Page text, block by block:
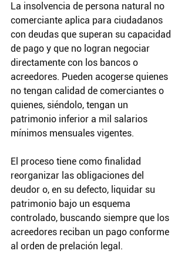
La insolvencia de persona natural no
comerciante aplica para ciudadanos
con deudas que superan su capacidad
de pago y que no logran negociar
directamente con los bancos o
acreedores. Pueden acogerse quienes
no tengan calidad de comerciantes o
quienes, siéndolo, tengan un
patrimonio inferior a mil salarios
mínimos mensuales vigentes.
El proceso tiene como finalidad
reorganizar las obligaciones del
deudor o, en su defecto, liquidar su
patrimonio bajo un esquema
controlado, buscando siempre que los
acreedores reciban un pago conforme
al orden de prelación legal.